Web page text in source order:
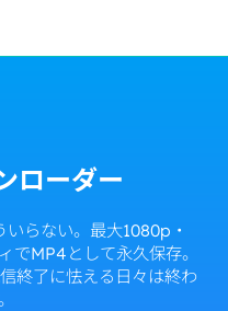
ローダー
らない。最大1080p・
でMP4として永久保存。
終了に怯える日々は終わ